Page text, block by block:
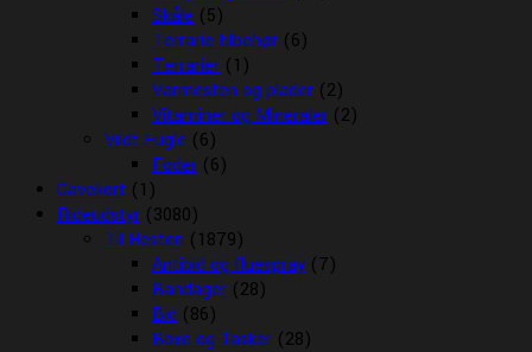
Skåle (5)
Terrarie tilbehør (6)
Terrarier (1)
Varmesten og plader (2)
Vitaminer og Mineraler (2)
Vildt Fugle (6)
Foder (6)
Gavekort (1)
Rideudstyr (3080)
Til Hesten (1879)
Antibid og fluespray (7)
Bandager (28)
Bid (86)
Boxe og Tasker (28)